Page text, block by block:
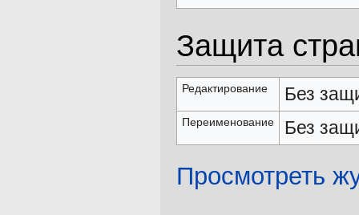
Защита
Редактирование Без
Переименование Без
Просмотреть